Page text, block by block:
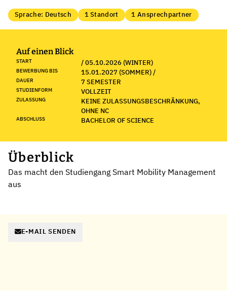
Sprache: Deutsch 1 Standort 1 Ansprechpartner
Auf einen Blick
START / 05.10.2026 (WINTER)
BEWERBUNG BIS 15.01.2027 (SOMMER) /
DAUER 7 SEMESTER
STUDIENFORM VOLLZEIT
ZULASSUNG
KEINE ZULASSUNGSBESCHRÄNKUNG,
OHNE NC
ABSCHLUSS BACHELOR OF SCIENCE
Überblick
Das macht den Studiengang Smart Mobility Management
aus
E-MAIL SENDEN